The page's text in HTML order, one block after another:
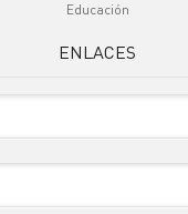
Educación
ENLACES